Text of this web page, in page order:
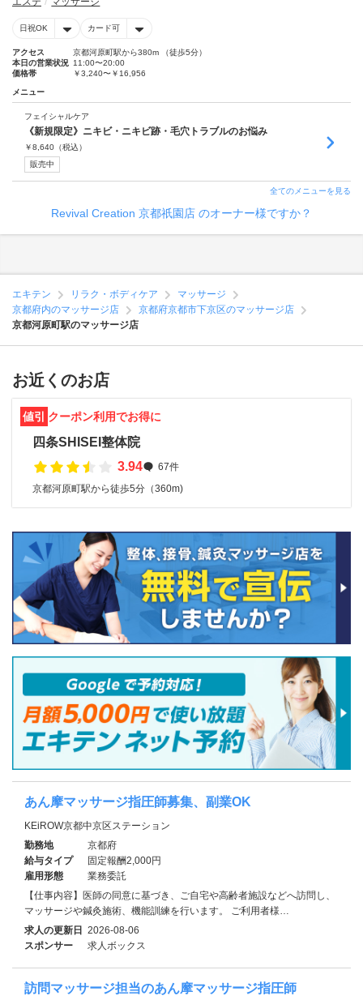
日祝OK カード可
アクセス
京都河原町駅から380m （徒歩5分）
本日の営業状況 11:00〜20:00
価格帯
￥3,240〜￥16,956
メニュー
フェイシャルケア
《新規限定》ニキビ・ニキビ跡・毛穴トラブルのお悩み
￥8,640 （税込）
販売中
全てのメニューを見る
Revival Creation 京都祇園店 のオーナー様ですか？
エキテン リラク・ボディケア
マッサージ
京都府内のマッサージ店
京都府京都市下京区のマッサージ店
京都河原町駅のマッサージ店
お近くのお店
値引 クーポン利用でお得に
四条SHISEI整体院
3.94
67件
京都河原町駅から徒歩5分（360m)
あん摩マッサージ指圧師募集、副業OK
KEiROW京都中京区ステーション
勤務地
京都府
給与タイプ
固定報酬2,000円
雇用形態
業務委託
【仕事内容】医師の同意に基づき、ご自宅や高齢者施設などへ訪問し、
マッサージや鍼灸施術、機能訓練を行います。 ご利用者様…
求人の更新日 2026-08-06
スポンサー
求人ボックス
訪問マッサージ担当のあん摩マッサージ指圧師